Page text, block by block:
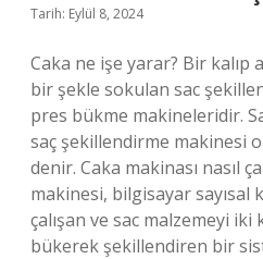
Tarih: Eylül 8, 2024
Caka ne işe yarar? Bir kalıp
bir şekle sokulan sac
pres bükme makineleridir.
saç şekillendirme makinesi
denir. Caka makinası nasıl
makinesi, bilgisayar
çalışan ve sac malzemeyi iki
bükerek şekillendiren bir